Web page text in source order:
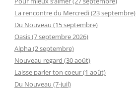
CHANGEMENT DE RSI
CONGRÈS AA
La rencontre du Mercredi (23 septembre)
Du Nouveau (15 septembre)
Oasis (7 septembre 2026)
Alpha (2 septembre)
Nouveau regard (30 août)
Laisse parler ton coeur (1 août)
Du Nouveau (7-juil)